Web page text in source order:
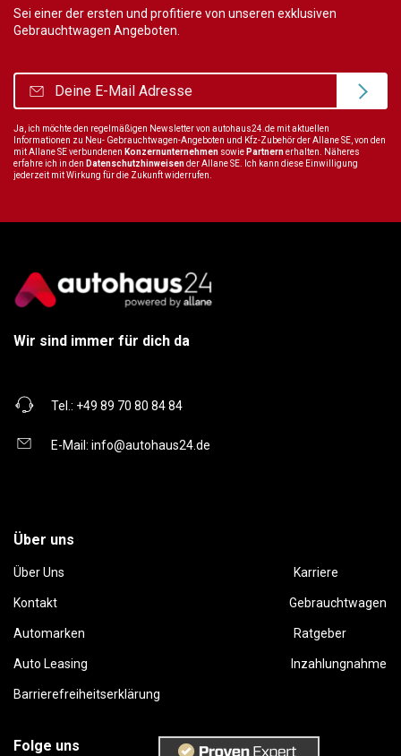
Sei einer der ersten und profitiere von unseren exklusiven
Gebrauchtwagen Angeboten.
Ja, ich möchte den regelmäßigen Newsletter von autohaus24.de mit aktuellen
Informationen zu Neu- Gebrauchtwagen-Angeboten und Kfz-Zubehör der Allane SE, von den
mit Allane SE verbundenen Konzernunternehmen sowie Partnernerhalten. Näheres
erfahre ich in den Datenschutzhinweisender Allane SE. Ich kann diese Einwilligung
jederzeit mit Wirkung für die Zukunft widerrufen.
Wir sind immer für dich da
Tel.: +49 89 70 80 84 84
E-Mail: info@autohaus24.de
Über uns
Über Uns Karriere
Kontakt Gebrauchtwagen
Automarken Ratgeber
Auto Leasing Inzahlungnahme
Barrierefreiheitserklärung
Folge uns